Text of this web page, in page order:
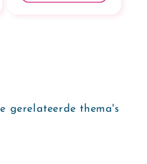
gerelateerde thema's